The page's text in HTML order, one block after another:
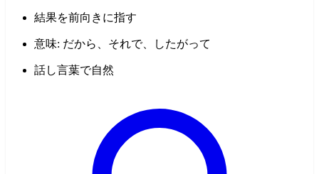
結果を前向きに指す
意味: だから、それで、したがって
話し言葉で自然